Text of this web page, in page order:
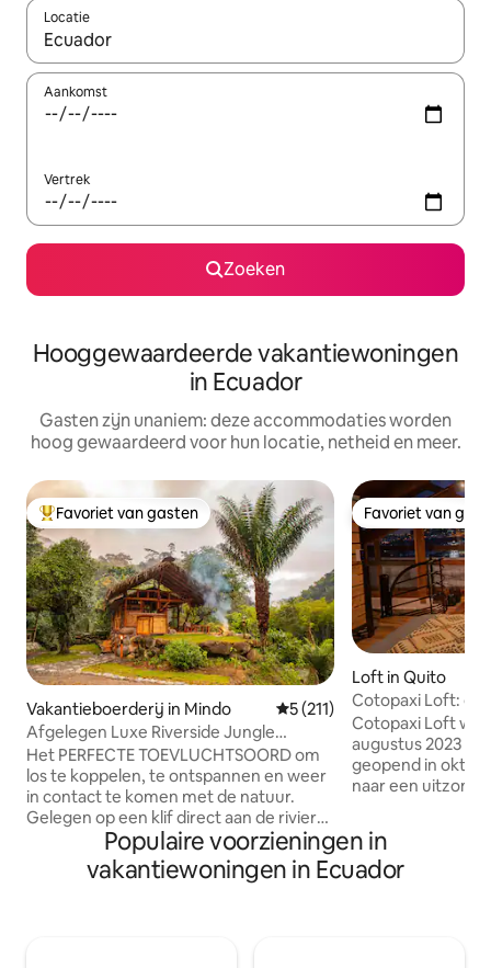
Locatie
Wanneer er resultaten beschikbaar zijn, maak je een keuze
Aankomst
Vertrek
Zoeken
Hooggewaardeerde vakantiewoningen
in Ecuador
Gasten zijn unaniem: deze accommodaties worden
hoog gewaardeerd voor hun locatie, netheid en meer.
Topfavoriet van gasten
Favoriet van gasten
Vakantieboerderij in Mindo Gemiddelde beoordeling
5 (211)
Afgelegen Luxe Riverside Jungle
Retreat/Farmstay
Het PERFECTE TOEVLUCHTSOORD om
los te koppelen, te ontspannen en weer
in contact te komen met de natuur.
Gelegen op een klif direct aan de rivier
met epische uitzichten op de vallei en de
rivier, TOTAAL OFF THE GRID, op zonne-
energie, veilig, comfortabel en luxueus.
Favoriet van
Favoriet van
Loft in Quito
Cotopaxi Loft:
innovatie
Cotopaxi Loft
augustus 2023
geopend in
naar een
de 5 meest
plaatsen in de
je bent op de
Populaire voorzieningen in
vakantiewoningen in Ecuador